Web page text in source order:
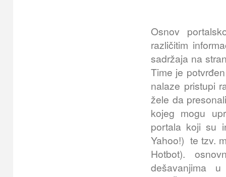
Osnov
različitim
sadržaja na
Time je
nalaze pristupi
žele da
kojeg mogu
portala koji su
Yahoo!) te tzv.
Hotbot).
dešavanjima